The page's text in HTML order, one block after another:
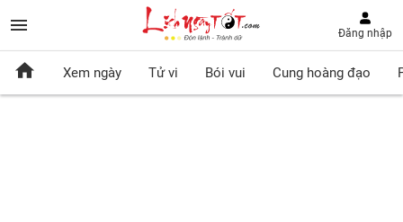
Đăng nhập
Xem ngày Tử vi Bói vui Cung hoàng đạo